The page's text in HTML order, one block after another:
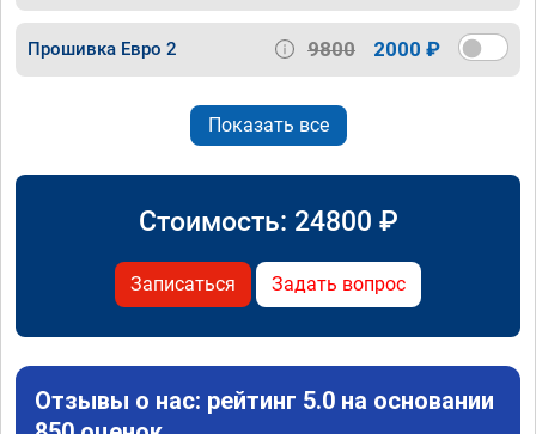
Прошивка Евро 2 9800 2000 ₽
Показать все
Стоимость: 24800 ₽
Записаться Задать вопрос
Отзывы о нас: рейтинг 5.0 на основании